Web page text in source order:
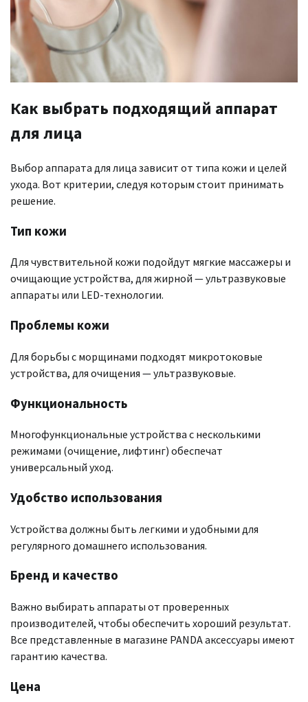
Как выбрать подходящий аппарат
для лица
Выбор аппарата для лица зависит от типа кожи и целей
ухода. Вот критерии, следуя которым стоит принимать
решение.
Тип кожи
Для чувствительной кожи подойдут мягкие массажеры и
очищающие устройства, для жирной — ультразвуковые
аппараты или LED-технологии.
Проблемы кожи
Для борьбы с морщинами подходят микротоковые
устройства, для очищения — ультразвуковые.
Функциональность
Многофункциональные устройства с несколькими
режимами (очищение, лифтинг) обеспечат
универсальный уход.
Удобство использования
Устройства должны быть легкими и удобными для
регулярного домашнего использования.
Бренд и качество
Важно выбирать аппараты от проверенных
производителей, чтобы обеспечить хороший результат.
Все представленные в магазине PANDA аксессуары имеют
гарантию качества.
Цена